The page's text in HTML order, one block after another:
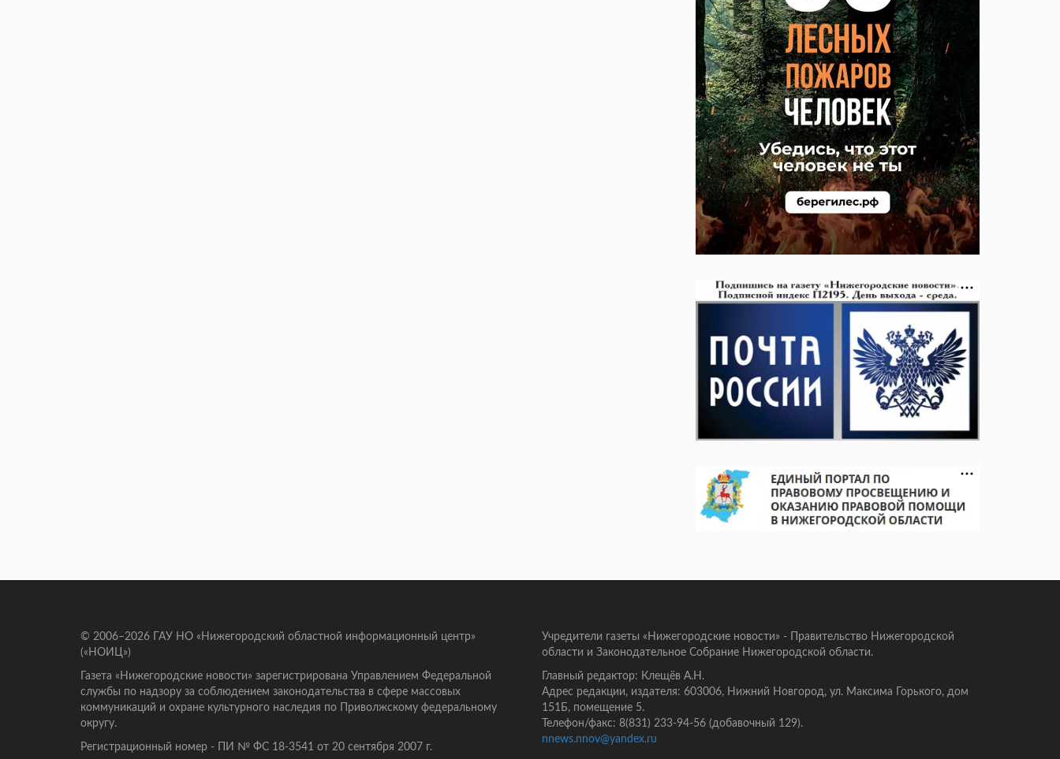
© 2006–2026 ГАУ НО «Нижегородский областной информационный центр»
(«НОИЦ»)
Газета «Нижегородские новости» зарегистрирована Управлением Федеральной
службы по надзору за соблюдением законодательства в сфере массовых
коммуникаций и охране культурного наследия по Приволжскому федеральному
округу.
Регистрационный номер - ПИ № ФС 18-3541 от 20 сентября 2007 г.
Учредители газеты «Нижегородские новости» - Правительство Нижегородской
области и Законодательное Собрание Нижегородской области.
Главный редактор: Клещёв А.Н.
Адрес редакции, издателя: 603006, Нижний Новгород, ул. Максима Горького, дом
151Б, помещение 5.
Телефон/факс: 8(831) 233-94-56 (добавочный 129).
nnews.nnov@yandex.ru